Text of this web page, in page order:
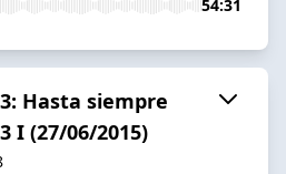
54:31
Hasta siempre
I (27/06/2015)